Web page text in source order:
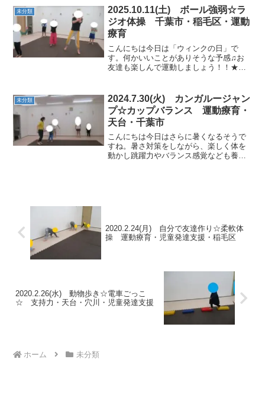
かな？」を読みました。★持久力アップ
マラソン足を上げて走り...
未分類
2025.10.11(土) ボール強弱☆ラ
ジオ体操 千葉市・稲毛区・運動
療育
こんにちは今日は「ウィンクの日」で
す。何かいいことがありそうな予感♫お
友達も楽しんで運動しましょう！！★ラ
ンニング！とても素早くてかっこよかっ
たね！！★フープDE体操フー...
未分類
2024.7.30(火) カンガルージャン
プ☆カップバランス 運動療育・
天台・千葉市
こんにちは今日はさらに暑くなるそうで
すね。暑さ対策をしながら、楽しく体を
動かし跳躍力やバランス感覚なども養っ
2020.2.24(月) 自分で友達作り☆柔軟体
操 運動療育・児童発達支援・稲毛区
2020.2.26(水) 動物歩き☆電車ごっこ
☆ 支持力・天台・穴川・児童発達支援
ホーム 未分類